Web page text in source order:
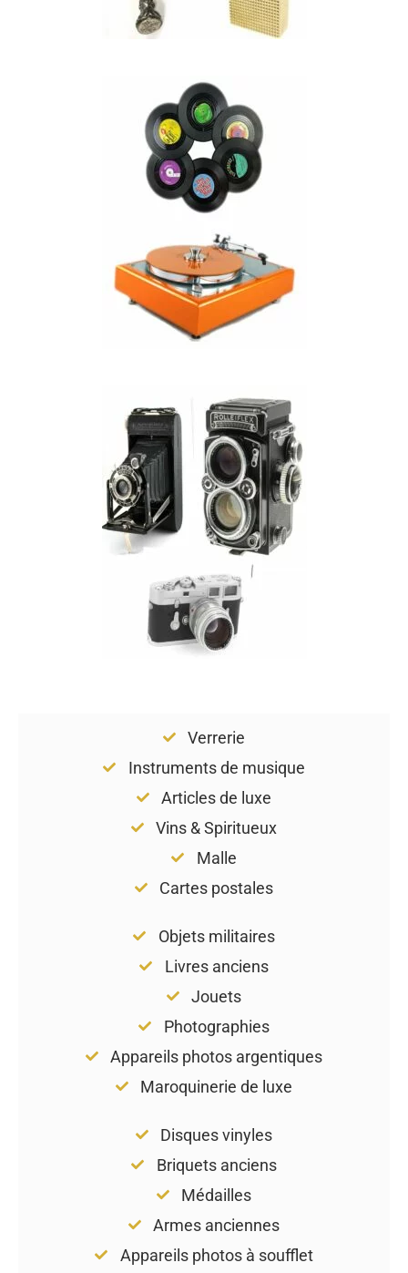
Verrerie
Instruments de musique
Articles de luxe
Vins & Spiritueux
Malle
Cartes postales
Objets militaires
Livres anciens
Jouets
Photographies
Appareils photos argentiques
Maroquinerie de luxe
Disques vinyles
Briquets anciens
Médailles
Armes anciennes
Appareils photos à soufflet